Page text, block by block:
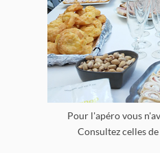
Pour l'apéro vous
Consultez celles